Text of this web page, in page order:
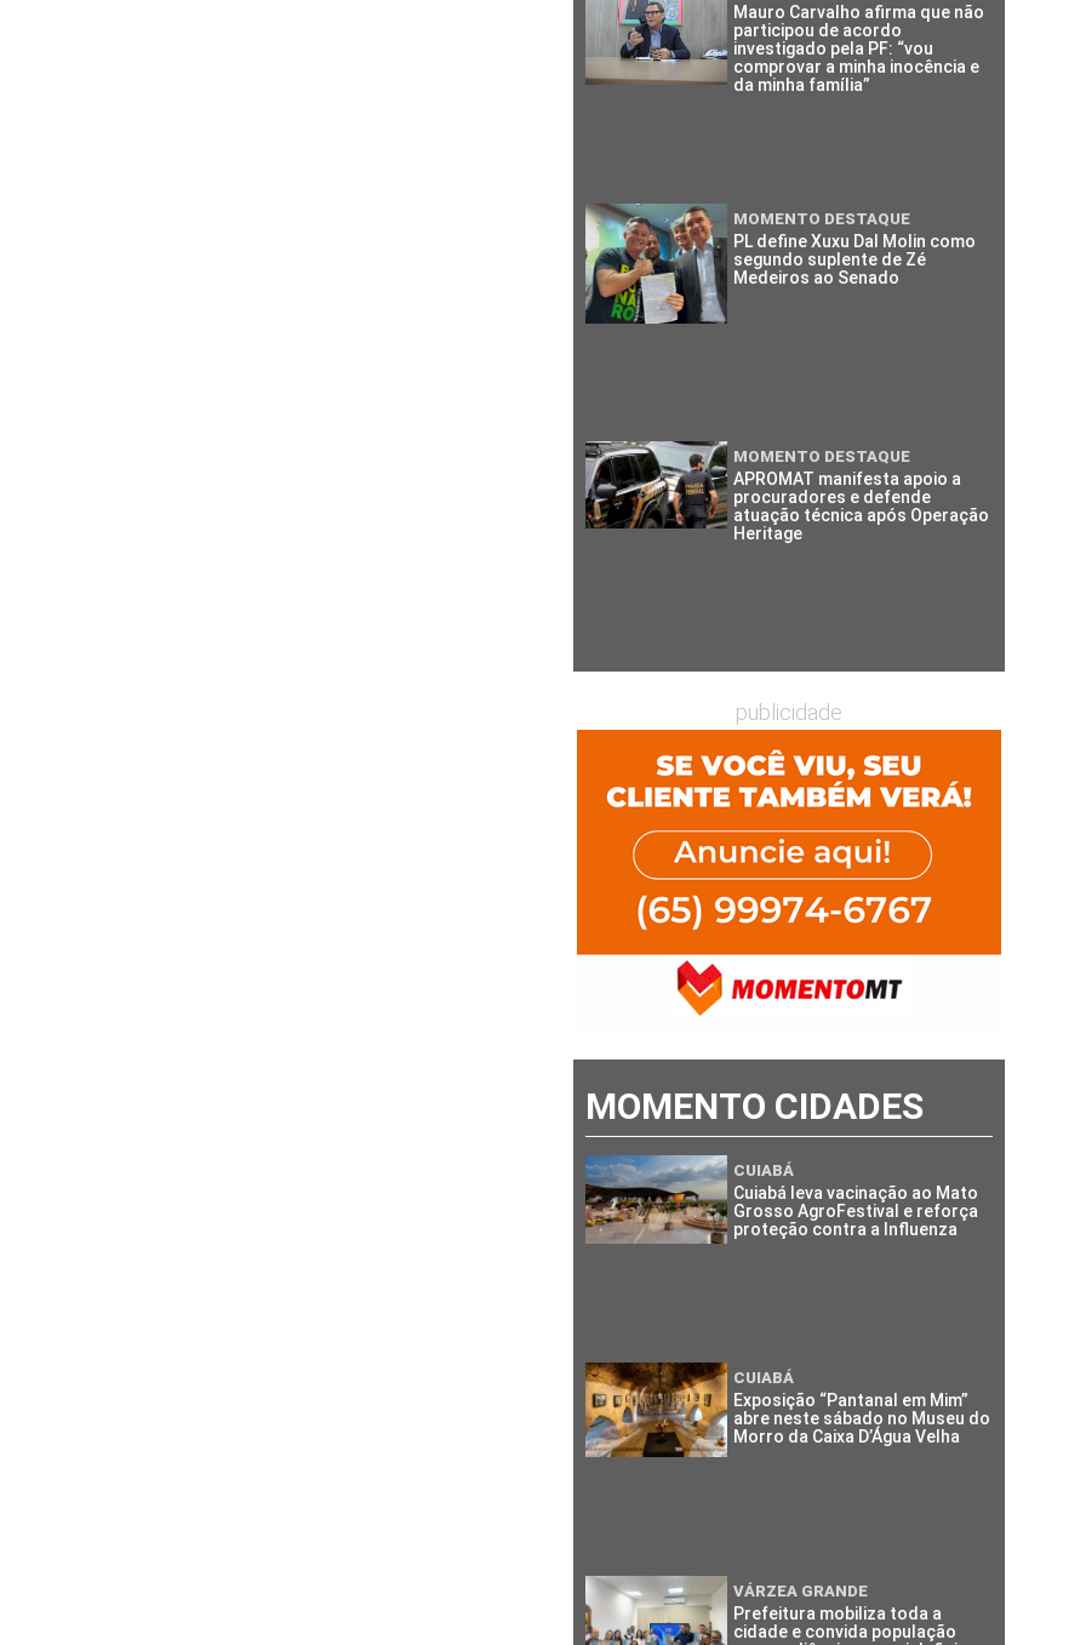
Mauro Carvalho afirma que não
participou de acordo
investigado pela PF: “vou
comprovar a minha inocência e
da minha família”
MOMENTO DESTAQUE
PL define Xuxu Dal Molin como
segundo suplente de Zé
Medeiros ao Senado
MOMENTO DESTAQUE
APROMAT manifesta apoio a
procuradores e defende
atuação técnica após Operação
Heritage
publicidade
MOMENTO CIDADES
CUIABÁ
Cuiabá leva vacinação ao Mato
Grosso AgroFestival e reforça
proteção contra a Influenza
CUIABÁ
Exposição “Pantanal em Mim”
abre neste sábado no Museu do
Morro da Caixa D’Água Velha
VÁRZEA GRANDE
Prefeitura mobiliza toda a
cidade e convida população